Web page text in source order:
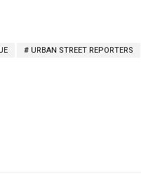
URBAN STREET REPORTERS